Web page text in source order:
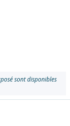
sont disponibles